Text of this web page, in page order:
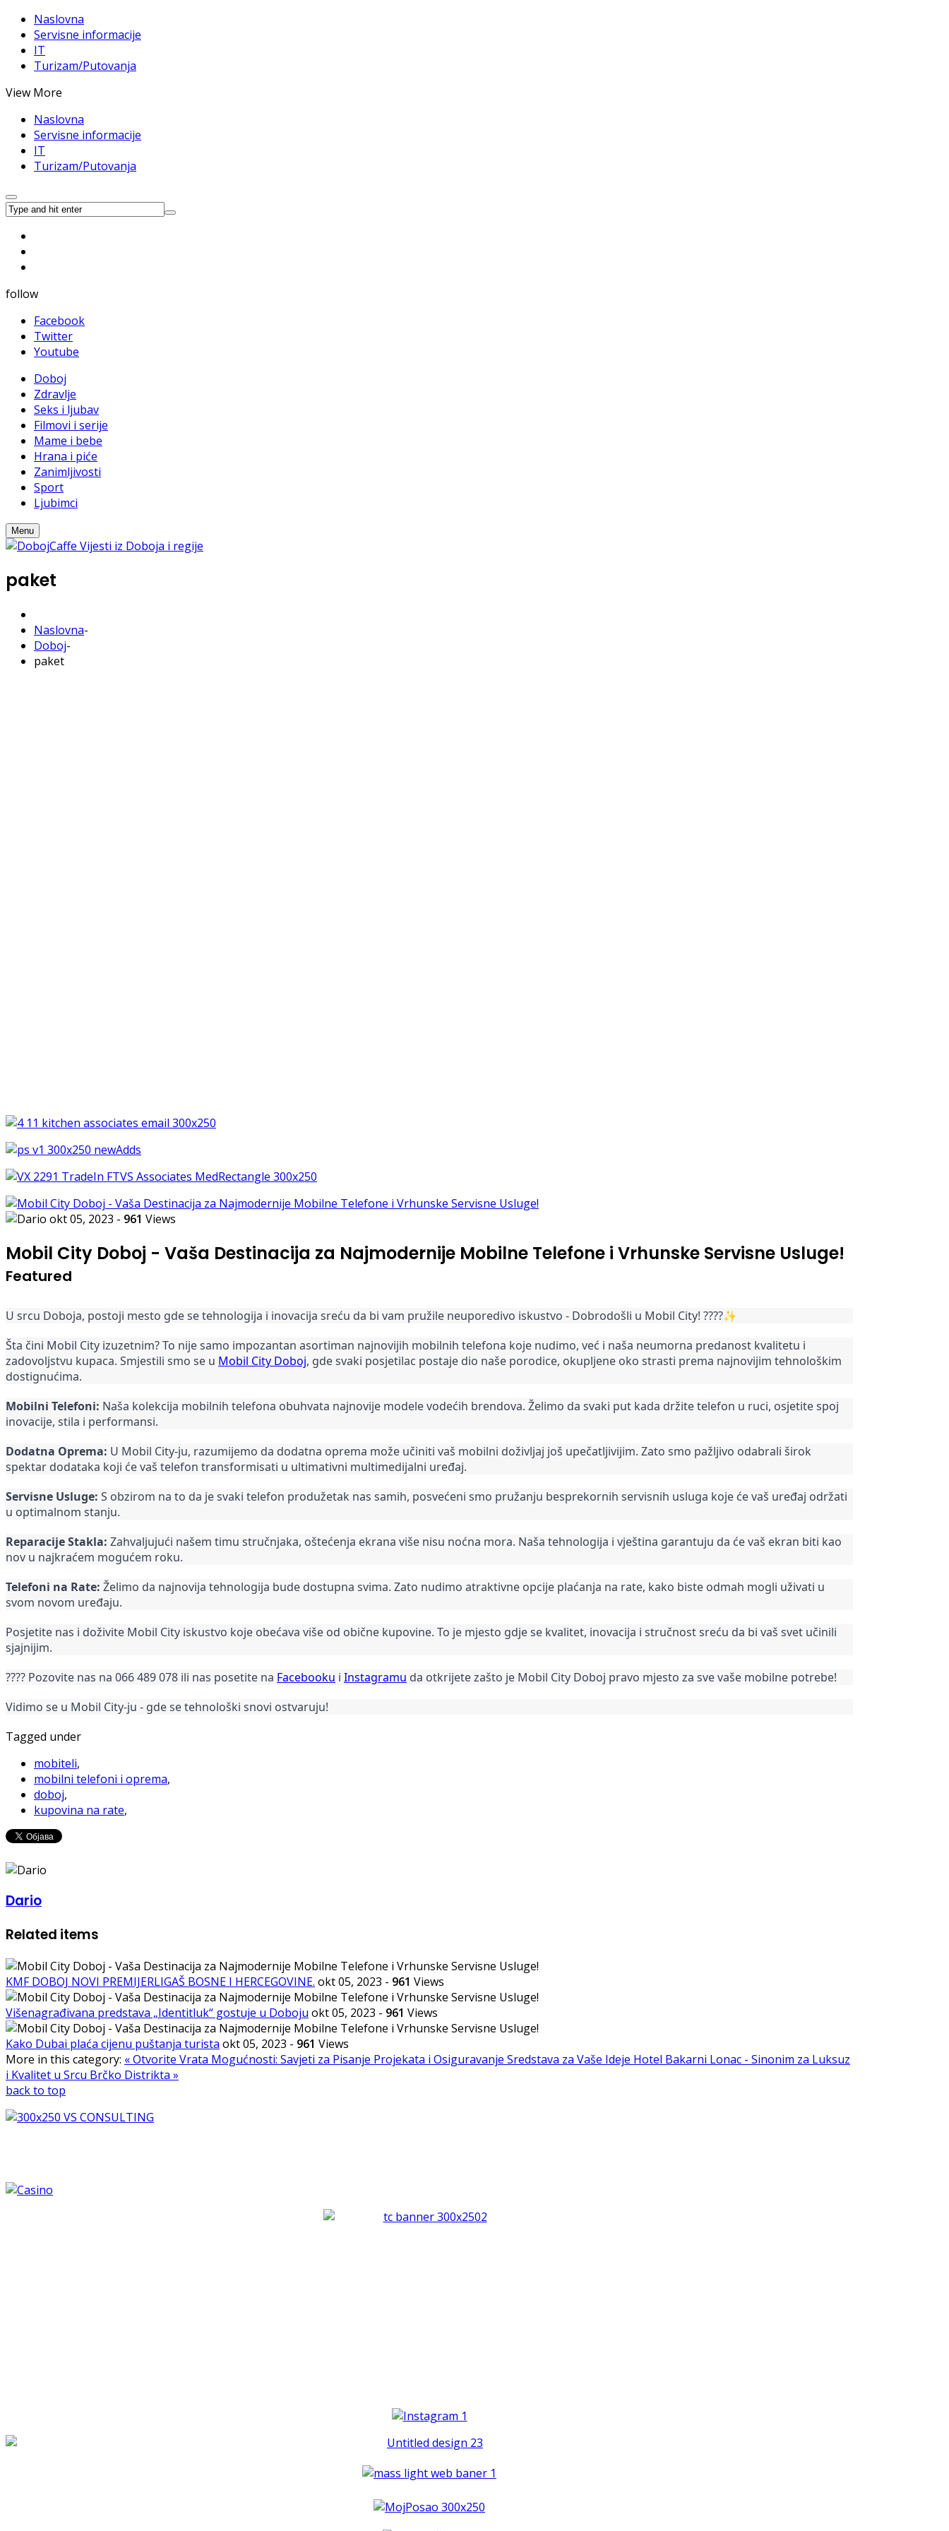
Naslovna
Servisne informacije
IT
Turizam/Putovanja
View More
Naslovna
Servisne informacije
IT
Turizam/Putovanja
follow
Facebook
Twitter
Youtube
Doboj
Zdravlje
Seks i ljubav
Filmovi i serije
Mame i bebe
Hrana i piće
Zanimljivosti
Sport
Ljubimci
Menu
paket
Naslovna-
Doboj-
paket
okt 05, 2023 - 961 Views
Mobil City Doboj - Vaša Destinacija za Najmodernije Mobilne Telefone i Vrhunske Servisne Usluge!
Featured
U srcu Doboja, postoji mesto gde se tehnologija i inovacija sreću da bi vam pružile neuporedivo iskustvo - Dobrodošli u Mobil City! ????✨
Šta čini Mobil City izuzetnim? To nije samo impozantan asortiman najnovijih mobilnih telefona koje nudimo, već i naša neumorna predanost kvalitetu i
zadovoljstvu kupaca. Smjestili smo se u Mobil City Doboj, gde svaki posjetilac postaje dio naše porodice, okupljene oko strasti prema najnovijim tehnološkim
dostignućima.
Mobilni Telefoni: Naša kolekcija mobilnih telefona obuhvata najnovije modele vodećih brendova. Želimo da svaki put kada držite telefon u ruci, osjetite spoj
inovacije, stila i performansi.
Dodatna Oprema: U Mobil City-ju, razumijemo da dodatna oprema može učiniti vaš mobilni doživljaj još upečatljivijim. Zato smo pažljivo odabrali širok
spektar dodataka koji će vaš telefon transformisati u ultimativni multimedijalni uređaj.
Servisne Usluge: S obzirom na to da je svaki telefon produžetak nas samih, posvećeni smo pružanju besprekornih servisnih usluga koje će vaš uređaj održati
u optimalnom stanju.
Reparacije Stakla: Zahvaljujući našem timu stručnjaka, oštećenja ekrana više nisu noćna mora. Naša tehnologija i vještina garantuju da će vaš ekran biti kao
nov u najkraćem mogućem roku.
Telefoni na Rate: Želimo da najnovija tehnologija bude dostupna svima. Zato nudimo atraktivne opcije plaćanja na rate, kako biste odmah mogli uživati u
svom novom uređaju.
Posjetite nas i doživite Mobil City iskustvo koje obećava više od obične kupovine. To je mjesto gdje se kvalitet, inovacija i stručnost sreću da bi vaš svet učinili
sjajnijim.
???? Pozovite nas na 066 489 078 ili nas posetite na Facebooku i Instagramu da otkrijete zašto je Mobil City Doboj pravo mjesto za sve vaše mobilne potrebe!
Vidimo se u Mobil City-ju - gde se tehnološki snovi ostvaruju!
Tagged under
mobiteli,
mobilni telefoni i oprema,
doboj,
kupovina na rate,
Dario
Related items
KMF DOBOJ NOVI PREMIJERLIGAŠ BOSNE I HERCEGOVINE. okt 05, 2023 - 961 Views
Višenagrađivana predstava „Identitluk“ gostuje u Doboju okt 05, 2023 - 961 Views
Kako Dubai plaća cijenu puštanja turista okt 05, 2023 - 961 Views
More in this category: « Otvorite Vrata Mogućnosti: Savjeti za Pisanje Projekata i Osiguravanje Sredstava za Vaše Ideje Hotel Bakarni Lonac - Sinonim za Luksuz
i Kvalitet u Srcu Brčko Distrikta »
back to top